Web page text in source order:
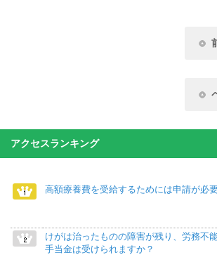
アクセスランキング
高額療養費を受給するためには申請が必
けがは治ったものの障害が残り、労務不
手当金は受けられますか？